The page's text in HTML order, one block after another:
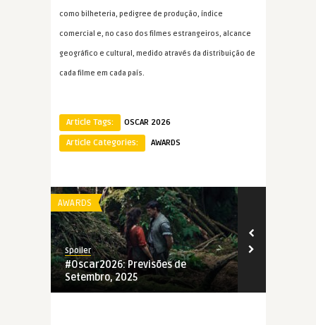
como bilheteria, pedigree de produção, índice
comercial e, no caso dos filmes estrangeiros, alcance
geográfico e cultural, medido através da distribuição de
cada filme em cada país.
Article Tags:
OSCAR 2026
Article Categories:
AWARDS
AWARDS
Spoiler
#Oscar2026: Previsões de
Setembro, 2025